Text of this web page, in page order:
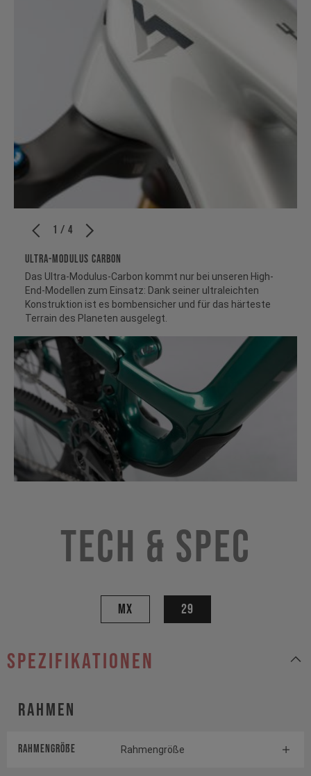
1 / 4
ULTRA-MODULUS CARBON
Das Ultra-Modulus-Carbon kommt nur bei unseren High-
End-Modellen zum Einsatz: Dank seiner ultraleichten
Konstruktion ist es bombensicher und für das härteste
Terrain des Planeten ausgelegt.
Tech & Spec
MX 29
Spezifikationen
Rahmen
Rahmengröße Rahmengröße